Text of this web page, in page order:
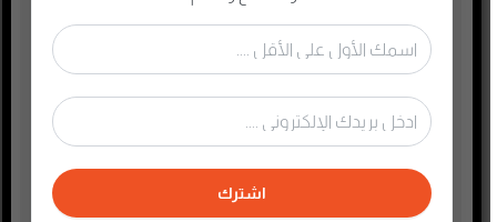
أسلحة وحروب
ألعاب
إدارة وتسويق
اجتماعي وحواري
الأنمي و المانجا
التجارة الإلكترونية
اشترك